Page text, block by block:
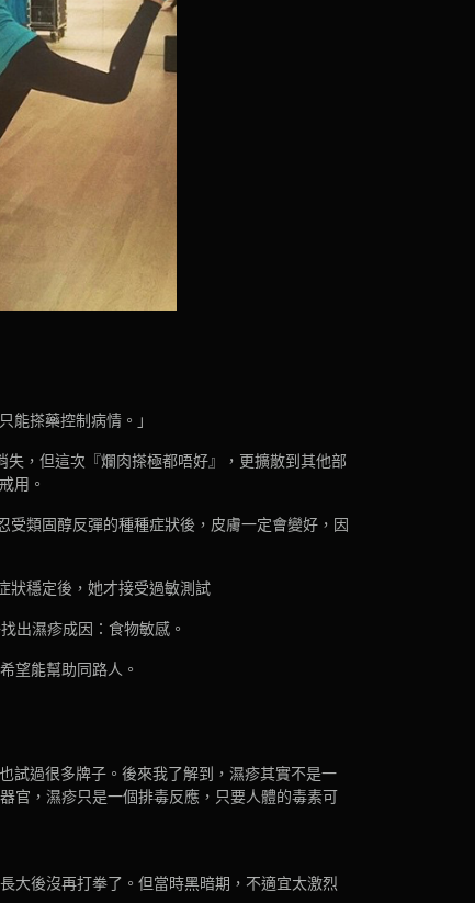
能搽藥控制病情。」
，但這次『爛肉搽極都唔好』，更擴散到其他部
用。
類固醇反彈的種種症狀後，皮膚一定會變好，因
狀穩定後，她才接受過敏測試
出濕疹成因：食物敏感。
望能幫助同路人。
試過很多牌子。後來我了解到，濕疹其實不是一
官，濕疹只是一個排毒反應，只要人體的毒素可
大後沒再打拳了。但當時黑暗期，不適宜太激烈